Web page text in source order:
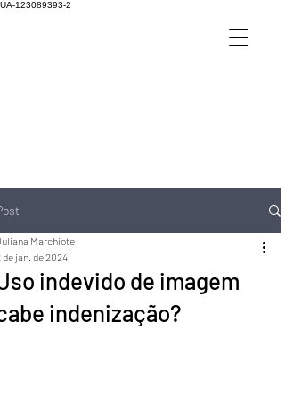
UA-123089393-2
indevido de imagem
indenização?
Marchiote
de jan. de 2024